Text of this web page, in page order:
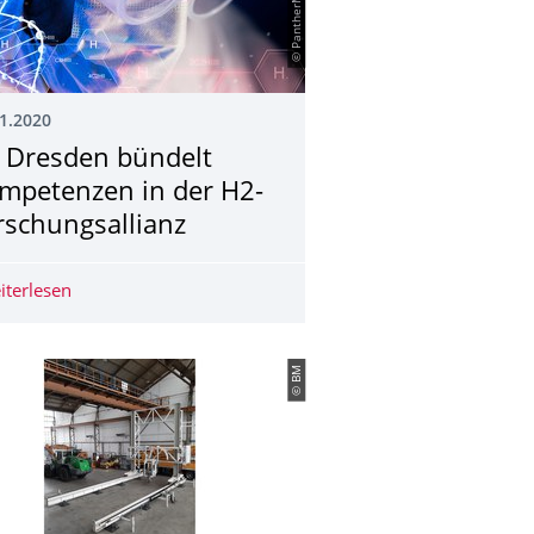
für den Vollwand-Betondruck
Dresden bündelt
in der H2-
© BM